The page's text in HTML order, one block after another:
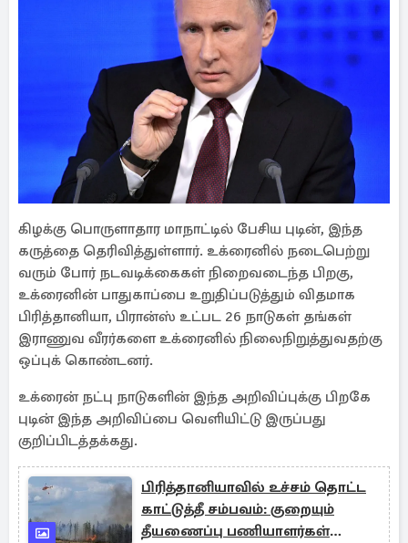
கிழக்கு பொருளாதார மாநாட்டில் பேசிய புடின், இந்த
கருத்தை தெரிவித்துள்ளார். உக்ரைனில் நடைபெற்று
வரும் போர் நடவடிக்கைகள் நிறைவடைந்த பிறகு,
உக்ரைனின் பாதுகாப்பை உறுதிப்படுத்தும் விதமாக
பிரித்தானியா, பிரான்ஸ் உட்பட 26 நாடுகள் தங்கள்
இராணுவ வீரர்களை உக்ரைனில் நிலைநிறுத்துவதற்கு
ஒப்புக் கொண்டனர்.
உக்ரைன் நட்பு நாடுகளின் இந்த அறிவிப்புக்கு பிறகே
புடின் இந்த அறிவிப்பை வெளியிட்டு இருப்பது
குறிப்பிடத்தக்கது.
பிரித்தானியாவில் உச்சம் தொட்ட
காட்டுத்தீ சம்பவம்: குறையும்
தீயணைப்பு பணியாளர்கள்